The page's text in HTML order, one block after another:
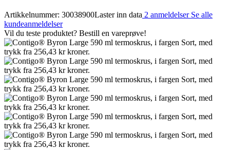
Artikkelnummer: 30038900Laster inn data 2 anmeldelser Se alle
kundeanmeldelser
Vil du teste produktet? Bestill en vareprøve!